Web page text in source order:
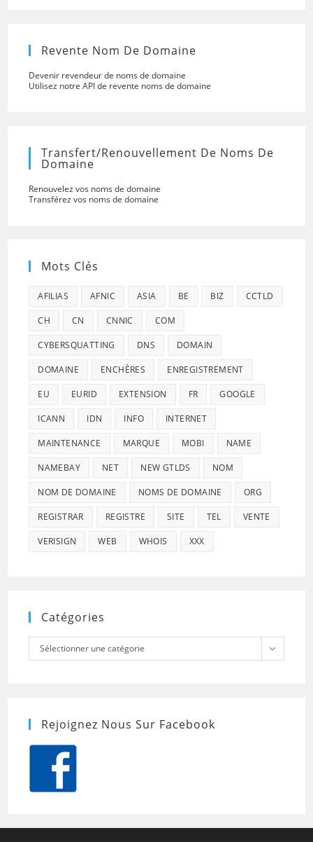
Revente Nom De Domaine
Devenir revendeur de noms de domaine
Utilisez notre API de revente noms de domaine
Transfert/renouvellement De Noms De
Domaine
Renouvelez vos noms de domaine
Transférez vos noms de domaine
Mots Clés
AFILIAS AFNIC ASIA BE BIZ CCTLD
CH CN CNNIC COM
CYBERSQUATTING DNS DOMAIN
DOMAINE ENCHÈRES ENREGISTREMENT
EU EURID EXTENSION FR GOOGLE
ICANN IDN INFO INTERNET
MAINTENANCE MARQUE MOBI NAME
NAMEBAY NET NEW GTLDS NOM
NOM DE DOMAINE NOMS DE DOMAINE ORG
REGISTRAR REGISTRE SITE TEL VENTE
VERISIGN WEB WHOIS XXX
Catégories
Catégories
Sélectionner une catégorie
Rejoignez Nous Sur Facebook